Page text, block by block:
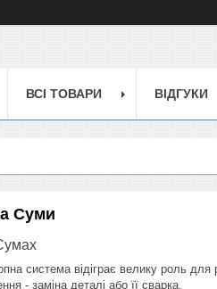
ВСІ ТОВАРИ ВІДГУКИ
Суми
система відіграє велику роль
- заміна деталі або її сварка.